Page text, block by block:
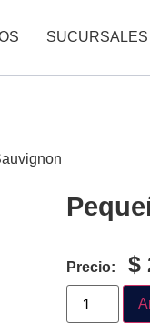
SUCURSALES
Precio: $